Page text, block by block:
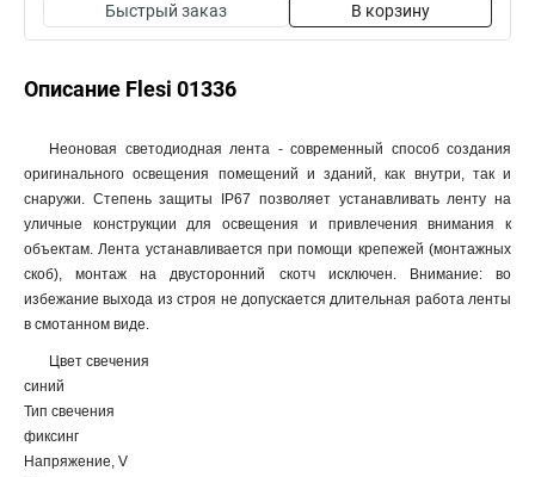
Быстрый заказ В корзину
Описание Flesi 01336
Неоновая светодиодная лента - современный способ создания
оригинального освещения помещений и зданий, как внутри, так и
снаружи. Степень защиты IP67 позволяет устанавливать ленту на
уличные конструкции для освещения и привлечения внимания к
объектам. Лента устанавливается при помощи крепежей (монтажных
скоб), монтаж на двусторонний скотч исключен. Внимание: во
избежание выхода из строя не допускается длительная работа ленты
в смотанном виде.
Цвет свечения
синий
Тип свечения
фиксинг
Напряжение, V